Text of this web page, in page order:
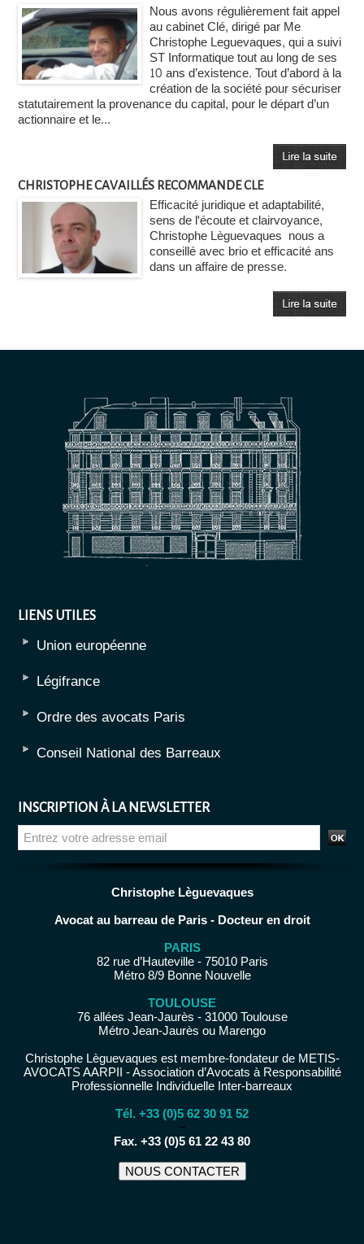
Nous avons régulièrement fait appel
au cabinet Clé, dirigé par Me
Christophe Leguevaques, qui a suivi
ST Informatique tout au long de ses
10 ans d’existence. Tout d’abord à la
création de la société pour sécuriser
statutairement la provenance du capital, pour le départ d’un
actionnaire et le...
CHRISTOPHE CAVAILLÉS RECOMMANDE CLE
Efficacité juridique et adaptabilité,
sens de l'écoute et clairvoyance,
Christophe Lèguevaques nous a
conseillé avec brio et efficacité ans
dans un affaire de presse.
LIENS UTILES
Union européenne
Légifrance
Ordre des avocats Paris
Conseil National des Barreaux
INSCRIPTION À LA NEWSLETTER
Christophe Lèguevaques
Avocat au barreau de Paris - Docteur en droit
PARIS
82 rue d’Hauteville - 75010 Paris
Métro 8/9 Bonne Nouvelle
TOULOUSE
76 allées Jean-Jaurès - 31000 Toulouse
Métro Jean-Jaurès ou Marengo
Christophe Lèguevaques est membre-fondateur de METIS-
AVOCATS AARPII - Association d’Avocats à Responsabilité
Professionnelle Individuelle Inter-barreaux
Tél. +33 (0)5 62 30 91 52
−
Fax. +33 (0)5 61 22 43 80
NOUS CONTACTER